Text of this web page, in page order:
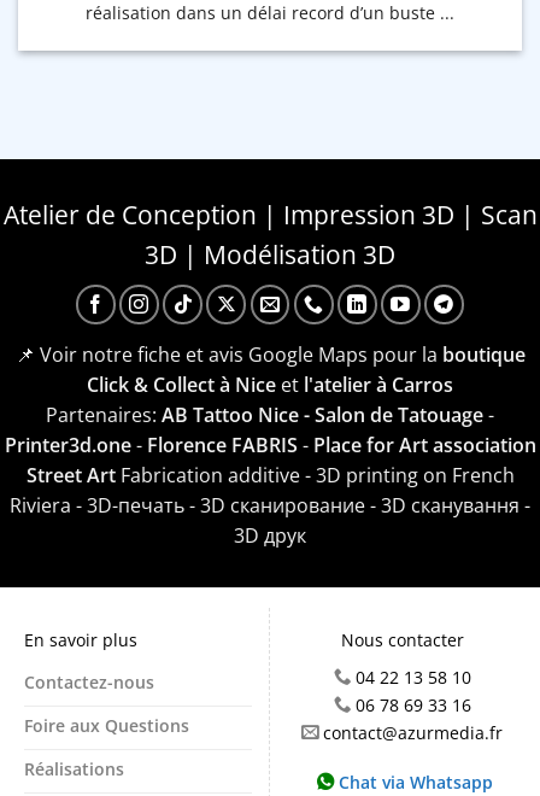
réalisation dans un délai record d’un buste ...
Atelier de Conception | Impression 3D | Scan
3D | Modélisation 3D
📌 Voir notre fiche et avis Google Maps pour la boutique
Click & Collect à Nice et l'atelier à Carros
Partenaires: AB Tattoo Nice - Salon de Tatouage-
Printer3d.one- Florence FABRIS - Place for Art association
Street ArtFabrication additive - 3D printing on French
Riviera - 3D-печать - 3D сканирование - 3D сканування -
3D друк
En savoir plus
Contactez-nous
Foire aux Questions
Réalisations
Nous contacter
04 22 13 58 10
06 78 69 33 16
contact@azurmedia.fr
Chat via Whatsapp